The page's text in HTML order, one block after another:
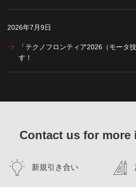
2026年7月9日
「テクノフロンティア2026（モータ
す！
Contact us for more
新規引き合い